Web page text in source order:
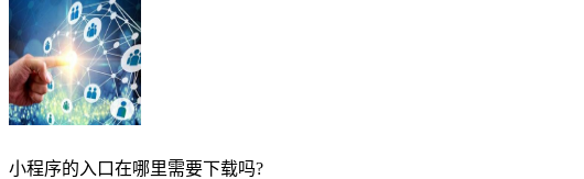
小程序的入口在哪里需要下载吗?